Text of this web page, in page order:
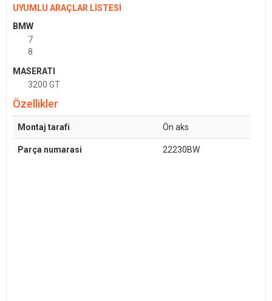
UYUMLU ARAÇLAR LİSTESİ
BMW
7
8
MASERATI
3200 GT
Özellikler
Montaj tarafi Ön aks
Parça numarasi 22230BW